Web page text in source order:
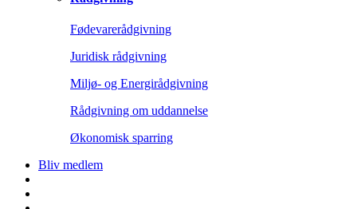
Fødevarerådgivning
Juridisk rådgivning
Miljø- og Energirådgivning
Rådgivning om uddannelse
Økonomisk sparring
Bliv medlem